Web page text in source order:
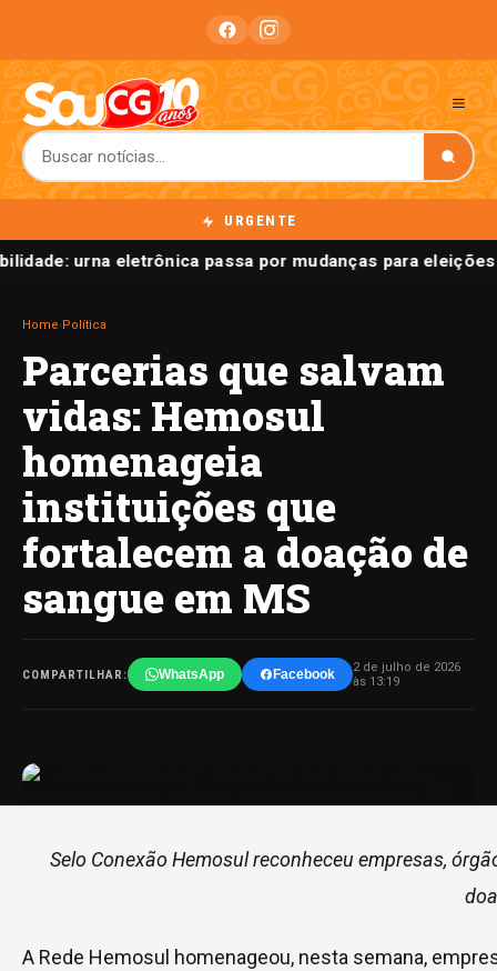
URGENTE
urna eletrônica passa por mudanças para eleições
Home Política
Parcerias que salvam
vidas: Hemosul
homenageia
instituições que
fortalecem a doação de
sangue em MS
COMPARTILHAR: WhatsApp Facebook
2 de julho de 2026
às 13:19
Selo Conexão Hemosul reconheceu empresas,
A Rede Hemosul homenageou, nesta semana,